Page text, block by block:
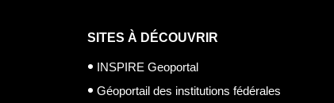
SITES À DÉCOUVRIR
INSPIRE Geoportal
Géoportail des institutions fédérales